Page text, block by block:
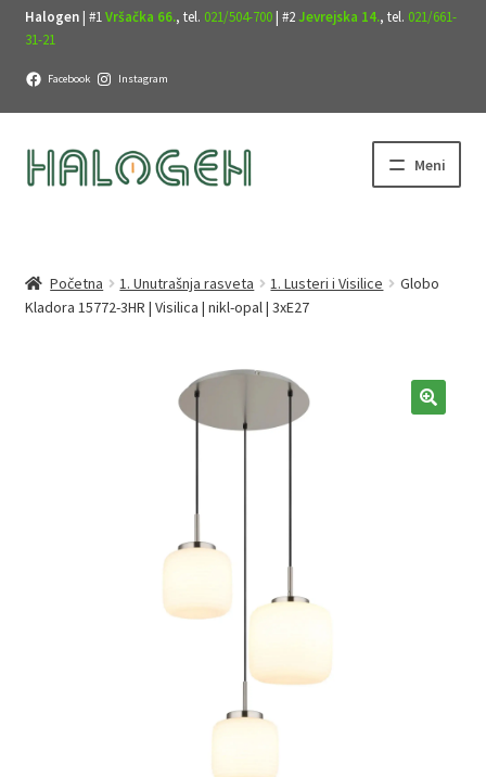
Halogen| #1Vršačka 66., tel. 021/504-700| #2Jevrejska 14., tel. 021/661-
31-21
Facebook Instagram
Preskoči
na
Skoči
na
Meni
Početna 1. Unutrašnja rasveta 1. Lusteri i Visilice
Globo
Kladora 15772-3HR | Visilica | nikl-opal | 3xE27